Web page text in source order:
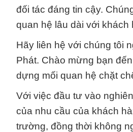
đối tác đáng tin cậy.
quan hệ lâu dài với khách
Hãy liên hệ với chúng tôi
Phát. Chào mừng bạn
dựng mối quan hệ chặt
Với việc đầu tư vào
của nhu cầu của khách
trường, đồng thời không